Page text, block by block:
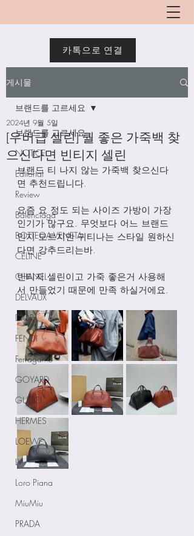
카톡으로 연결
게시물
브랜드를 고르세요
NOTICE
Editorial
Review
Balenciaga
BOTTEGA VENETA
CELINE
CHANEL
DELVAUX
DIOR
FENDI
Ferragamo
GOYARD
GUCCI
HERMES
LOEWE
LV
Loro Piana
MiuMiu
PRADA
브랜드를 고르세요
[우버급 셀린] 퀄 좋은 가죽백 찾
으신다면 빈티지 셀린
2024년 9월 5일
브랜드 티 나지 않는 가죽백 찾으신다
면 추천드립니다.
요즘 요 정도 되는 사이즈 가방이 가장
인기가 많구요. 무엇보다 어느 브랜드
인지 모르지만 귀티나는 스타일 원하신
다면 강추드리는바.
빈티지 셀린이고 가죽 좋은거 사용해
서 만들었기 때문에 만족 하실거에요.